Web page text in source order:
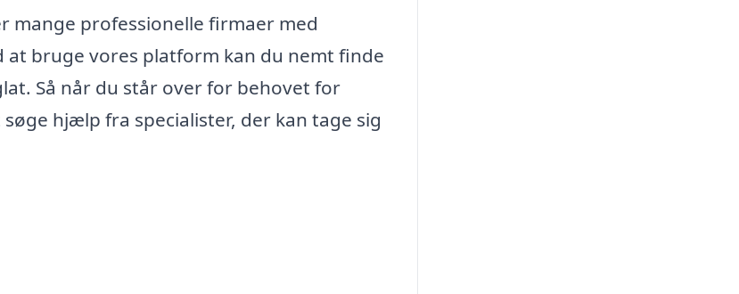
mange professionelle firmaer med
bruge vores platform kan du nemt finde
Så når du står over for behovet for
hjælp fra specialister, der kan tage sig